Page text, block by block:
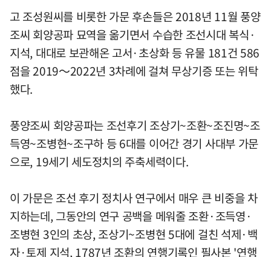
고 조성원씨를 비롯한 가문 후손들은 2018년 11월 풍양
조씨 회양공파 묘역을 옮기면서 수습한 조선시대 복식·
지석, 대대로 보관해온 고서·초상화 등 유물 181건 586
점을 2019～2022년 3차례에 걸쳐 무상기증 또는 위탁
했다.
풍양조씨 회양공파는 조선후기 조상기~조환~조진명~조
득영~조병현~조구하 등 6대를 이어간 경기 사대부 가문
으로, 19세기 세도정치의 주축세력이다.
이 가문은 조선 후기 정치사 연구에서 매우 큰 비중을 차
지하는데, 그동안의 연구 공백을 메워줄 조환·조득영·
조병현 3인의 초상, 조상기~조병현 5대에 걸친 석제·백
자·토제 지석, 1787년 조환의 연행기록인 필사본 '연행